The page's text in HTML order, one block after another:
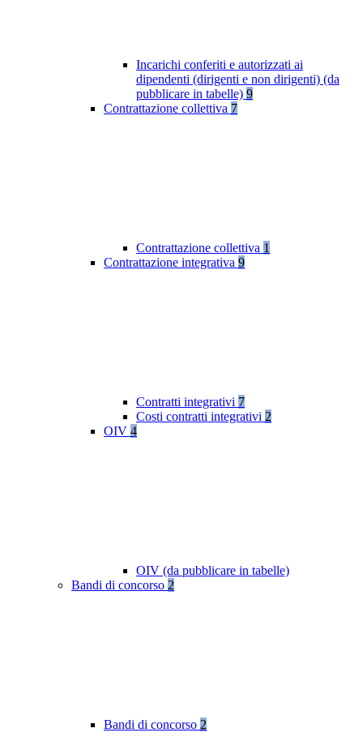
Incarichi conferiti e autorizzati ai
dipendenti (dirigenti e non dirigenti) (da
pubblicare in tabelle) 9
Contrattazione collettiva 7
Contrattazione collettiva 1
Contrattazione integrativa 9
Contratti integrativi 7
Costi contratti integrativi 2
OIV 4
OIV (da pubblicare in tabelle)
Bandi di concorso 2
Bandi di concorso 2